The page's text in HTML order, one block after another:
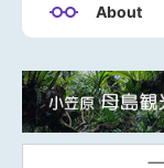
About